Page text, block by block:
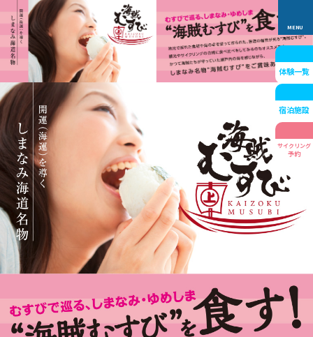
体験一覧
宿泊施設
サイクリング
予約